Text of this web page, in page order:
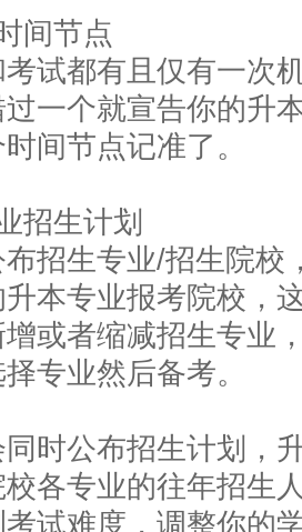
间节点
试都有且仅有一次
一个就宣告你的升
间节点记准了。
招生计划
招生专业/招生院校
本专业报考院校，
或者缩减招生专业
专业然后备考。
时公布招生计划，
各专业的往年招生
试难度，调整你的